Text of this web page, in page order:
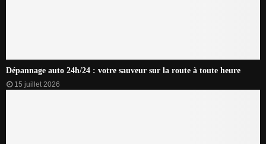
Dépannage auto 24h/24 : votre sauveur sur la route à toute heure
15 juillet 2026